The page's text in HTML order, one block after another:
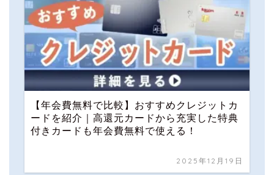
【年会費無料で比較】おすすめクレジットカ
ードを紹介｜高還元カードから充実した特典
付きカードも年会費無料で使える！
2025年12月19日